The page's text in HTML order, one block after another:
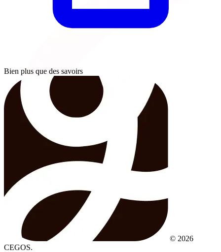
Bien plus que des savoirs
© 2026
CEGOS.